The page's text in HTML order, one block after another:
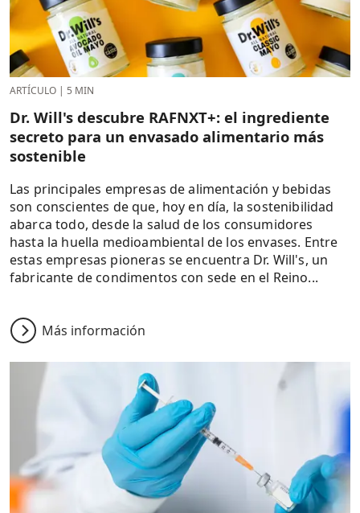
ARTÍCULO | 5 MIN
Dr. Will's descubre RAFNXT+: el ingrediente
secreto para un envasado alimentario más
sostenible
Las principales empresas de alimentación y bebidas
son conscientes de que, hoy en día, la sostenibilidad
abarca todo, desde la salud de los consumidores
hasta la huella medioambiental de los envases. Entre
estas empresas pioneras se encuentra Dr. Will's, un
fabricante de condimentos con sede en el Reino...
Más información